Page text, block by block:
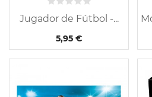
Jugador de Fútbol -...
5,95 €